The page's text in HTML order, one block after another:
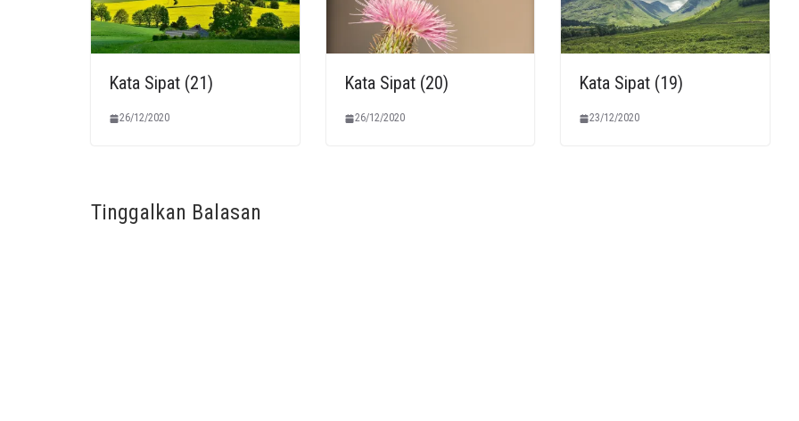
Kata Sipat (21)
26/12/2020
Kata Sipat (20)
26/12/2020
Kata Sipat (19)
23/12/2020
Tinggalkan Balasan